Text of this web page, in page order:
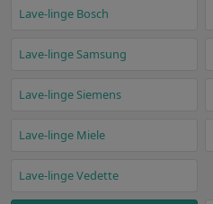
Lave-linge Bosch
Lave-linge Samsung
Lave-linge Siemens
Lave-linge Miele
Lave-linge Vedette